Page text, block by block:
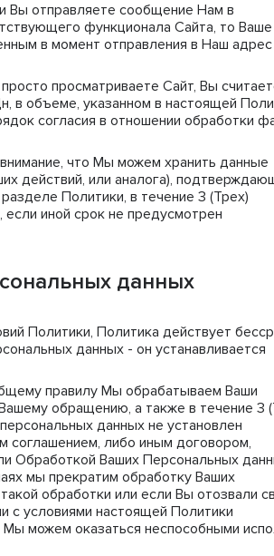
Вы отправляете сообщение Нам в
функционала Сайта, то Ваше
в момент отправления в Наш адрес
просматриваете Сайт, Вы
в объеме, указанном в настоящей
согласия в отношении обработки
что Мы можем хранить данные
действий, или аналога),
Политики, в течение 3 (Трех)
иной срок не предусмотрен
данных
Политики, Политика действует
данных - он устанавливается
правилу Мы обрабатываем Ваши
обращению, а также в течение 3
данных не установлен
соглашением, либо иным договором,
Обработкой Ваших Персональных
мы прекратим обработку Ваших
обработки или если Вы отозвали
с условиями настоящей Политики
можем оказаться неспособными